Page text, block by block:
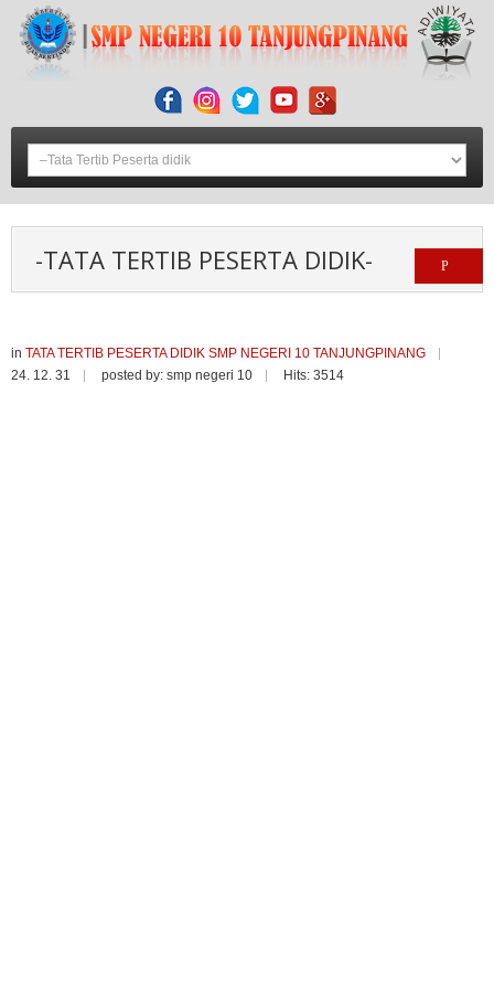
-TATA TERTIB PESERTA DIDIK-
in TATA TERTIB PESERTA DIDIK SMP NEGERI 10 TANJUNGPINANG
24. 12. 31
posted by: smp negeri 10 Hits: 3514